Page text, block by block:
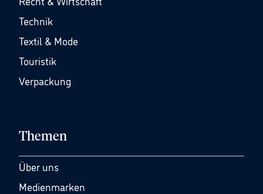
Technik
Textil & Mode
Touristik
Verpackung
Themen
Über uns
Medienmarken